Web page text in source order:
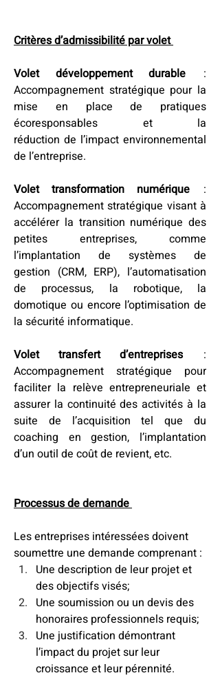
Critères d’admissibilité par volet
Volet développement durable
:
Accompagnement stratégique pour la
mise en place de pratiques
écoresponsables et la
réduction de l’impact environnemental
de l’entreprise.
Volet transformation numérique
:
Accompagnement stratégique visant à
accélérer la transition numérique des
petites entreprises, comme
l’implantation de systèmes de
gestion (CRM, ERP), l’automatisation
de processus, la robotique, la
domotique ou encore l’optimisation de
la sécurité informatique.
Volet transfert d’entreprises :
Accompagnement stratégique pour
faciliter la relève entrepreneuriale et
assurer la continuité des activités à la
suite de l’acquisition tel que du
coaching en gestion, l’implantation
d’un outil de coût de revient, etc.
Processus de demande
Les entreprises intéressées doivent
soumettre une demande comprenant :
Une description de leur projet et
des objectifs visés;
Une soumission ou un devis des
honoraires professionnels requis;
Une justification démontrant
l’impact du projet sur leur
croissance et leur pérennité.